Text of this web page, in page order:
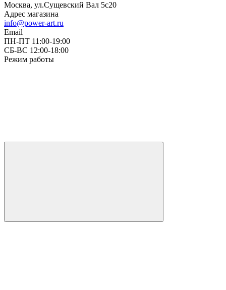
Москва, ул.Сущевский Вал 5с20
Адрес магазина
info@power-art.ru
Email
ПН-ПТ 11:00-19:00
СБ-ВС 12:00-18:00
Режим работы